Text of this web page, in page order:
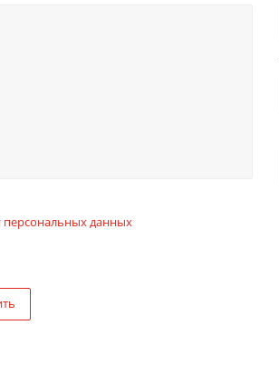
персональных данных